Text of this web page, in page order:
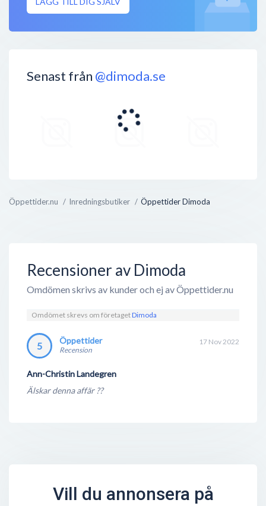
Öppettider.nu Inredningsbutiker Öppettider Dimoda
Senast från @dimoda.se
Recensioner av Dimoda
Omdömen skrivs av kunder och ej av Öppettider.nu
Omdömet skrevs om företagetDimoda
5 Öppettider
Recension
Ann-Christin Landegren
17 Nov 2022
Älskar denna affär ??
Vill du annonsera på